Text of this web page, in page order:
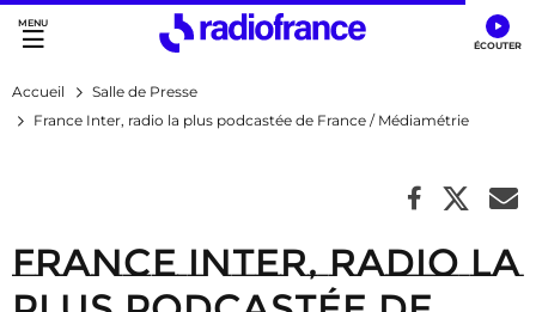
Accès direct :
Menu principal
Contenu
Accueil
Salle de Presse
France Inter, radio la plus podcastée de France / Médiamétrie
France Inter, radio la